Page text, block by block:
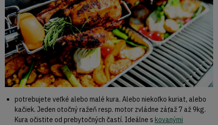
potrebujete veľké alebo malé kura. Alebo niekoľko kuriat, alebo
kačiek. Jeden otočný ražeň resp. motor zvládne záťaž 7 až 9kg.
Kura očistite od prebytočných častí. Ideálne s kovanými